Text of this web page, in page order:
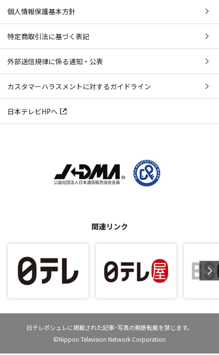
個人情報保護基本方針
特定商取引法に基づく表記
外部送信規律に係る通知・公表
カスタマーハラスメントに対するガイドライン
日本テレビHPへ
関連リンク
日テレポシュレに掲載された記事･写真の無断転載を禁じます。
©Nippon Television Network Corporation